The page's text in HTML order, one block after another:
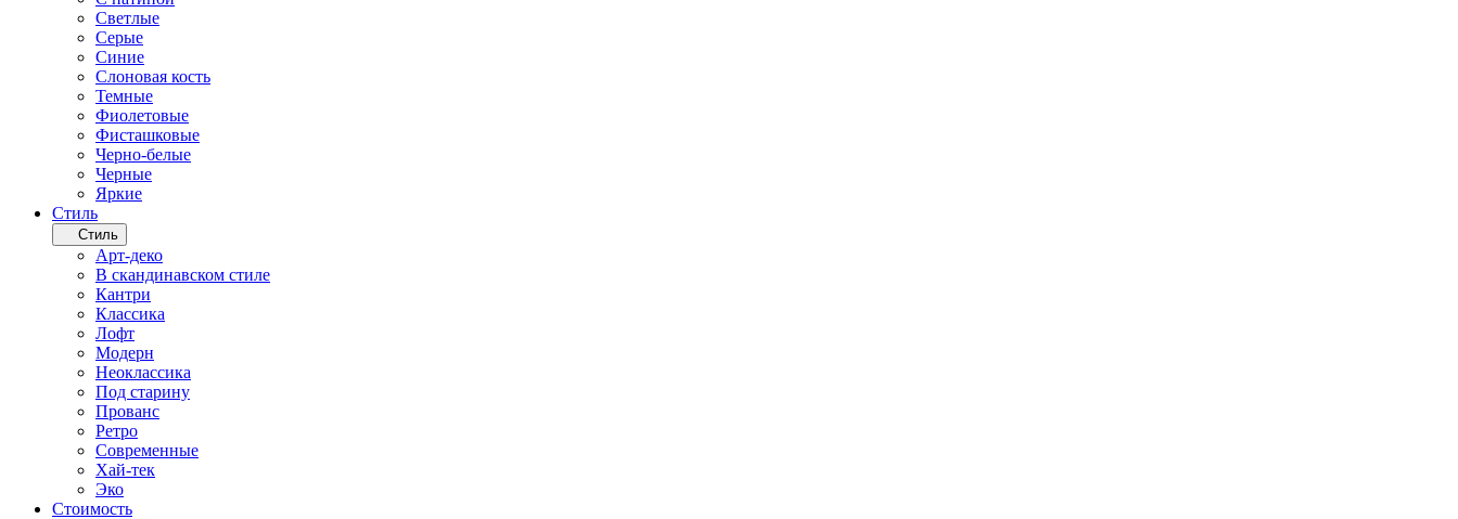
Светлые
Серые
Синие
Слоновая кость
Темные
Фиолетовые
Фисташковые
Черно-белые
Черные
Яркие
Стиль
Стиль
Арт-деко
В скандинавском стиле
Кантри
Классика
Лофт
Модерн
Неоклассика
Под старину
Прованс
Ретро
Современные
Хай-тек
Эко
Стоимость